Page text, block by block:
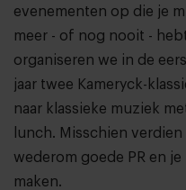
evenementen op die je
meer - of nog nooit -
organiseren we in de
jaar twee Kameryck-
naar klassieke muziek
lunch. Misschien
wederom goede PR en
maken.